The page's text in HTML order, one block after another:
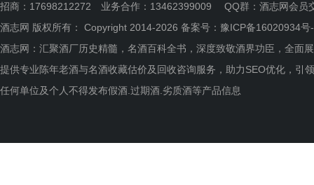
招商：17698212272 业务合作：13462399009 QQ群： 酒志网会员
酒志网 版权所有： Copyright 2014-2026 备案号： 豫ICP备16020934号
酒志网：汇聚酒厂历史精髓，名酒百科全书，深度致敬酒界功臣，全面
提供专业陈年老酒与名酒收藏估价及回收咨询服务，助力SEO优化，引
任何单位及个人不得发布假酒.过期酒.劣质酒等产品信息